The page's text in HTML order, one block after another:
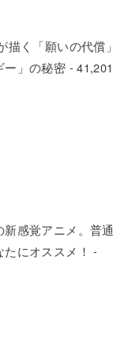
く「願いの代償」
ー」の秘密 - 41,201
感覚アニメ。普通
にオススメ！ -